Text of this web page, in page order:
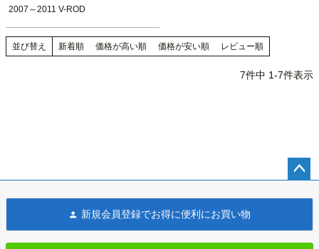
CULT WERK（カルトワーク）
2007～2011 V-ROD
並び替え 新着順 価格が高い順 価格が安い順 レビュー順
7件中 1-7件表示
へ
新規会員登録でお得に便利にお買い物